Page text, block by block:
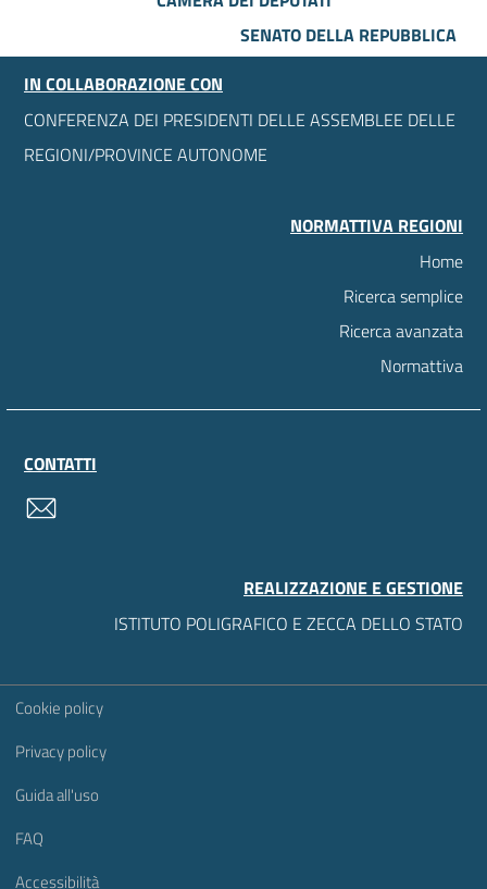
SENATO DELLA REPUBBLICA
IN COLLABORAZIONE CON
CONFERENZA DEI PRESIDENTI DELLE ASSEMBLEE DELLE
REGIONI/PROVINCE AUTONOME
NORMATTIVA REGIONI
Home
Ricerca semplice
Ricerca avanzata
Normattiva
CONTATTI
REALIZZAZIONE E GESTIONE
ISTITUTO POLIGRAFICO E ZECCA DELLO STATO
Sezione Link Utili
Cookie policy
Privacy policy
Guida all'uso
FAQ
Accessibilità